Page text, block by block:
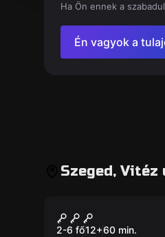
Ha Ön ennek a
Én vagyok a
Szeged, Vitéz
Új
Studio 113
2-6 fő12+60 min.